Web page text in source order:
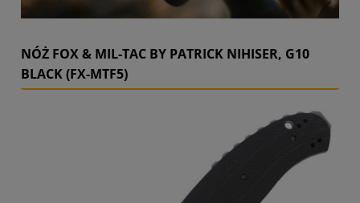
NÓŻ FOX & MIL-TAC BY PATRICK NIHISER, G10
BLACK (FX-MTF5)